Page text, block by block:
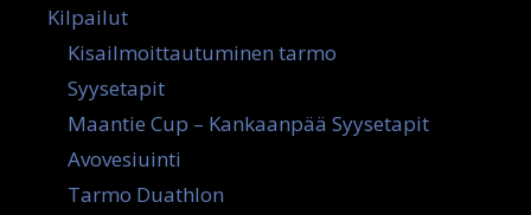
Kilpailut
Kisailmoittautuminen tarmo
Syysetapit
Maantie Cup – Kankaanpää Syysetapit
Avovesiuinti
Tarmo Duathlon